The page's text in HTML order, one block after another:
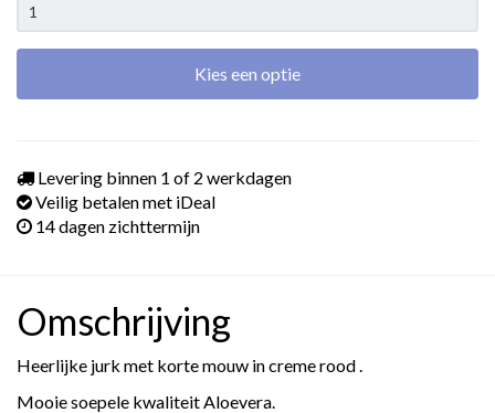
Kies een optie
Levering binnen 1 of 2 werkdagen
Veilig betalen met iDeal
14 dagen zichttermijn
Omschrijving
Heerlijke jurk met korte mouw in creme rood .
Mooie soepele kwaliteit Aloevera.